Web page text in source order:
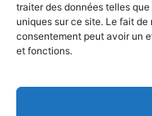
traiter des données telles
uniques sur ce site. Le fait
consentement peut avoir un
et fonctions.
Accueil Economie
Maghreb